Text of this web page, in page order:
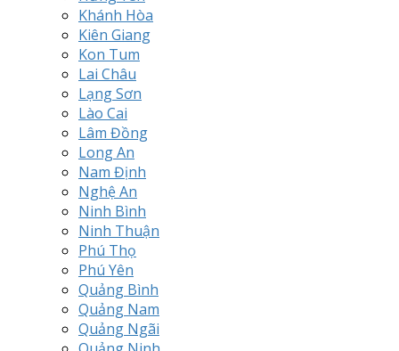
Khánh Hòa
Kiên Giang
Kon Tum
Lai Châu
Lạng Sơn
Lào Cai
Lâm Đồng
Long An
Nam Định
Nghệ An
Ninh Bình
Ninh Thuận
Phú Thọ
Phú Yên
Quảng Bình
Quảng Nam
Quảng Ngãi